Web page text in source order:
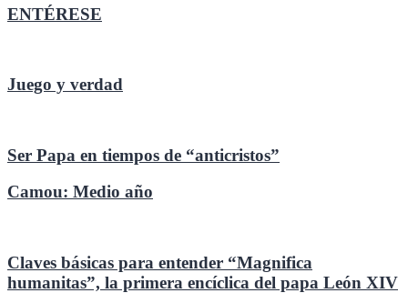
ENTÉRESE
Juego y verdad
Ser Papa en tiempos de “anticristos”
Camou: Medio año
Claves básicas para entender “Magnifica
humanitas”, la primera encíclica del papa León XIV